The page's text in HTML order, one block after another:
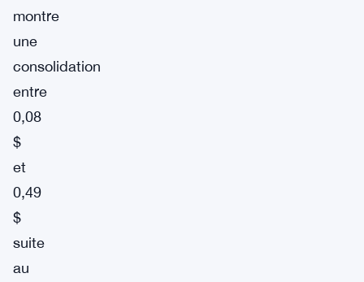
montre
une
consolidation
entre
0,08
$
et
0,49
$
suite
au